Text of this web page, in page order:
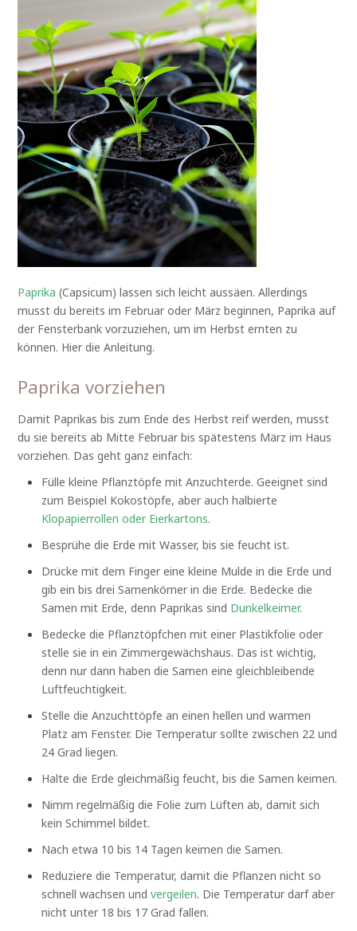
Paprika(Capsicum) lassen sich leicht aussäen. Allerdings
musst du bereits im Februar oder März beginnen, Paprika auf
der Fensterbank vorzuziehen, um im Herbst ernten zu
können. Hier die Anleitung.
Paprika vorziehen
Damit Paprikas bis zum Ende des Herbst reif werden, musst
du sie bereits ab Mitte Februar bis spätestens März im Haus
vorziehen. Das geht ganz einfach:
Fülle kleine Pflanztöpfe mit Anzuchterde. Geeignet sind
zum Beispiel Kokostöpfe, aber auch halbierte
Klopapierrollen oder Eierkartons.
Besprühe die Erde mit Wasser, bis sie feucht ist.
Drücke mit dem Finger eine kleine Mulde in die Erde und
gib ein bis drei Samenkörner in die Erde. Bedecke die
Samen mit Erde, denn Paprikas sind Dunkelkeimer.
Bedecke die Pflanztöpfchen mit einer Plastikfolie oder
stelle sie in ein Zimmergewächshaus. Das ist wichtig,
denn nur dann haben die Samen eine gleichbleibende
Luftfeuchtigkeit.
Stelle die Anzuchttöpfe an einen hellen und warmen
Platz am Fenster. Die Temperatur sollte zwischen 22 und
24 Grad liegen.
Halte die Erde gleichmäßig feucht, bis die Samen keimen.
Nimm regelmäßig die Folie zum Lüften ab, damit sich
kein Schimmel bildet.
Nach etwa 10 bis 14 Tagen keimen die Samen.
Reduziere die Temperatur, damit die Pflanzen nicht so
schnell wachsen undvergeilen. Die Temperatur darf aber
nicht unter 18 bis 17 Grad fallen.